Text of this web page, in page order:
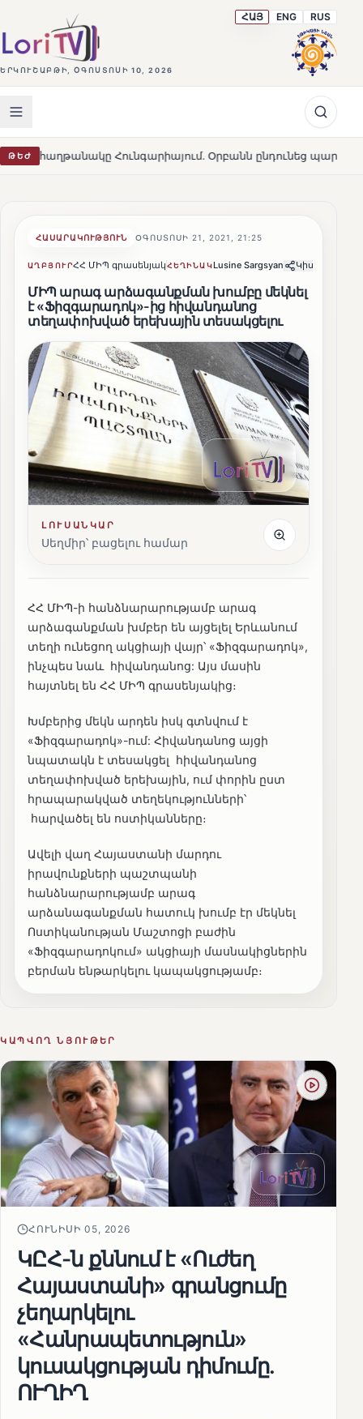
ԵՐԿՈՒՇԱԲԹԻ, ՕԳՈՍՏՈՍԻ 10, 2026
ՀԱՅ ENG RUS
ԹԵԺՀունգարիայում․ Օրբանն ընդունեց պարտությունը
ՀԱՍԱՐԱԿՈՒԹՅՈՒՆ ՕԳՈՍՏՈՍԻ 21, 2021, 21:25
ԱՂԲՅՈՒՐՀՀ ՄԻՊ գրասենյակՀԵՂԻՆԱԿLusine Sargsyan Կիսվել
ՄԻՊ արագ արձագանքման խումբը մեկնել
է «Ֆիզգարադոկ»-ից հիվանդանոց
տեղափոխված երեխային տեսակցելու
ԼՈՒՍԱՆԿԱՐ
Սեղմիր՝ բացելու համար
ՀՀ ՄԻՊ-ի հանձնարարությամբ արագ
արձագանքման խմբեր են այցելել Երևանում
տեղի ունեցող ակցիայի վայր՝ «Ֆիզգարադոկ»,
ինչպես նաև հիվանդանոց: Այս մասին
հայտնել են ՀՀ ՄԻՊ գրասենյակից։
Խմբերից մեկն արդեն իսկ գտնվում է
«Ֆիզգարադոկ»-ում: Հիվանդանոց այցի
նպատակն է տեսակցել հիվանդանոց
տեղափոխված երեխային, ում փորին ըստ
հրապարակված տեղեկությունների՝
հարվածել են ոստիկանները։
Ավելի վաղ Հայաստանի մարդու
իրավունքների պաշտպանի
հանձնարարությամբ արագ
արձանագանքման հատուկ խումբ էր մեկնել
Ոստիկանության Մաշտոցի բաժին
«Ֆիզգարադոկում» ակցիայի մասնակիցներին
բերման ենթարկելու կապակցությամբ։
ԿԱՊՎՈՂ ՆՅՈՒԹԵՐ
ՀՈՒՆԻՍԻ 05, 2026
ԿԸՀ-ն քննում է «Ուժեղ
Հայաստանի» գրանցումը
չեղարկելու
«Հանրապետություն»
կուսակցության դիմումը.
ՈՒՂԻՂ